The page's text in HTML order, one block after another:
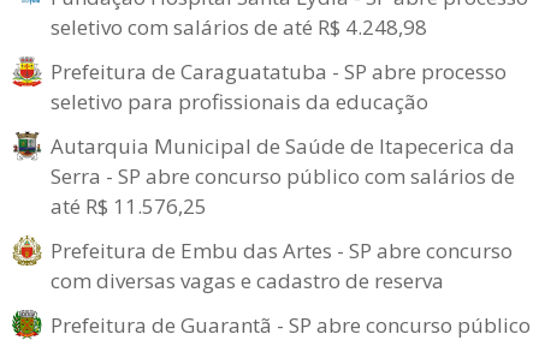
seletivo com salários de até R$ 4.248,98
Prefeitura de Caraguatatuba - SP abre processo
seletivo para profissionais da educação
Autarquia Municipal de Saúde de Itapecerica da
Serra - SP abre concurso público com salários de
até R$ 11.576,25
Prefeitura de Embu das Artes - SP abre concurso
com diversas vagas e cadastro de reserva
Prefeitura de Guarantã - SP abre concurso público